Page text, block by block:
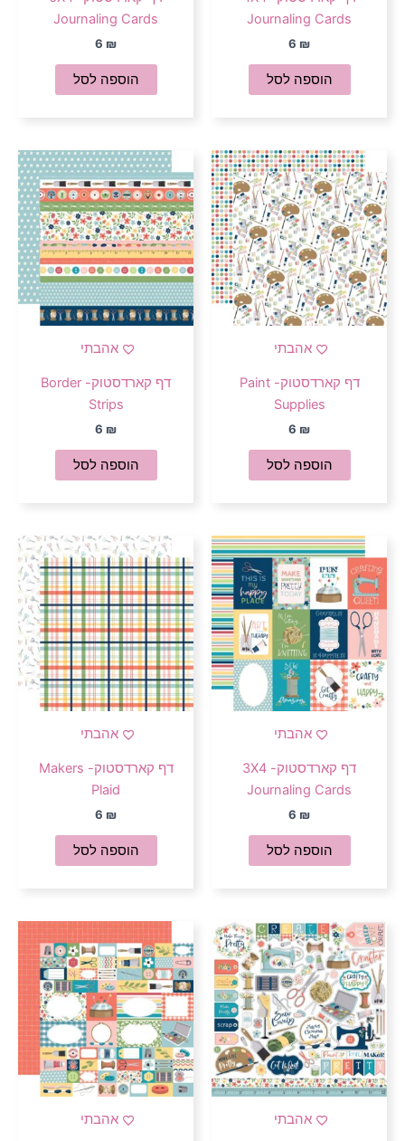
Journaling Cards
6 ₪
הוספה לסל
Journaling Cards
6 ₪
הוספה לסל
אהבתי
דף קארדסטוק- Paint
Supplies
6 ₪
הוספה לסל
אהבתי
דף קארדסטוק- Border
Strips
6 ₪
הוספה לסל
אהבתי
דף קארדסטוק- 3X4
Journaling Cards
6 ₪
הוספה לסל
אהבתי
דף קארדסטוק- Makers
Plaid
6 ₪
הוספה לסל
אהבתי אהבתי